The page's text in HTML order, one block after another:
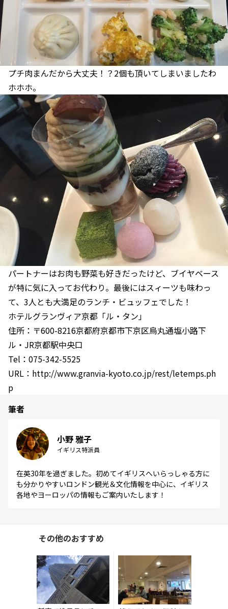
プチ肉まんだから大丈夫！？2個も頂いてしまいましたわ
ホホホ。
パートナーはお肉も野菜も好きだったけど、ブイヤベース
が特に気に入ってお代わり。最後にはスィーツも味わっ
て、3人とも大満足のランチ・ビュッフェでした！
ホテルグランヴィア京都「ル・タン」
住所：〒600-8216京都府京都市下京区烏丸通塩小路下
ル・JR京都駅中央口
Tel：075-342-5525
URL：http://www.granvia-kyoto.co.jp/rest/letemps.ph
p
筆者
小野 雅子
イギリス特派員
在英30年を過ぎました。初めてイギリスへいらっしゃる方に
も分かりやすいロンドン観光＆文化情報を中心に、イギリス
各地やヨーロッパの情報もご案内いたします！
その他のおすすめ